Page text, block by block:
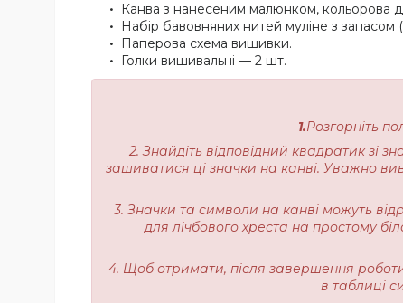
Канва з нанесеним малюнком, кольорова
Набір бавовняних нитей муліне з запасом
Паперова схема вишивки.
Голки вишивальні — 2 шт.
1.Розгорніть
2. Знайдіть відповідний квадратик зі
зашиватися ці значки на канві. Уважно
3. Значки та символи на канві можуть
для лічбового хреста на простому
4. Щоб отримати, після завершення
в таблиці